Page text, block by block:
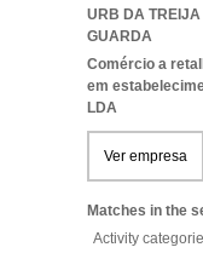
URB DA TREIJA
GUARDA
Comércio a
em
LDA
Ver empresa
Matches in the
Activity